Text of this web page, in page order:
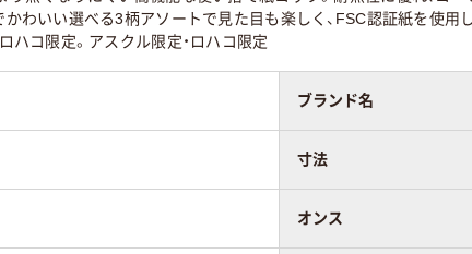
かわいい選べる3柄アソートで見た目も楽しく、FSC認証紙を使
ハコ限定。アスクル限定・ロハコ限定
ブランド名
寸法
オンス